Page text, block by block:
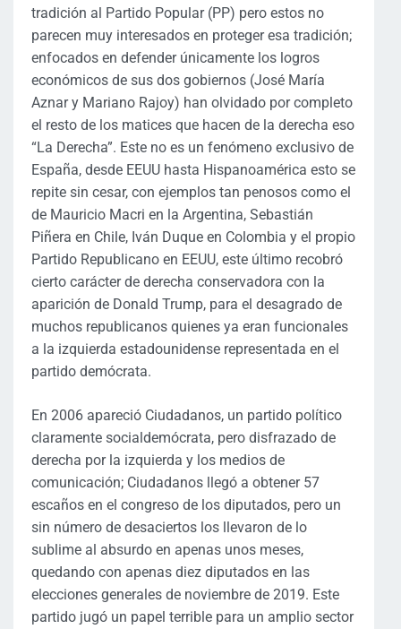
tradición al Partido Popular (PP) pero estos no
parecen muy interesados en proteger esa tradición;
enfocados en defender únicamente los logros
económicos de sus dos gobiernos (José María
Aznar y Mariano Rajoy) han olvidado por completo
el resto de los matices que hacen de la derecha eso
“La Derecha”. Este no es un fenómeno exclusivo de
España, desde EEUU hasta Hispanoamérica esto se
repite sin cesar, con ejemplos tan penosos como el
de Mauricio Macri en la Argentina, Sebastián
Piñera en Chile, Iván Duque en Colombia y el propio
Partido Republicano en EEUU, este último recobró
cierto carácter de derecha conservadora con la
aparición de Donald Trump, para el desagrado de
muchos republicanos quienes ya eran funcionales
a la izquierda estadounidense representada en el
partido demócrata.
En 2006 apareció Ciudadanos, un partido político
claramente socialdemócrata, pero disfrazado de
derecha por la izquierda y los medios de
comunicación; Ciudadanos llegó a obtener 57
escaños en el congreso de los diputados, pero un
sin número de desaciertos los llevaron de lo
sublime al absurdo en apenas unos meses,
quedando con apenas diez diputados en las
elecciones generales de noviembre de 2019. Este
partido jugó un papel terrible para un amplio sector